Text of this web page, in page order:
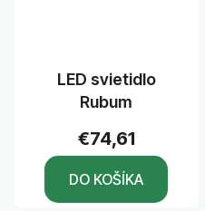
LED svietidlo
Rubum
€74,61
DO KOŠÍKA